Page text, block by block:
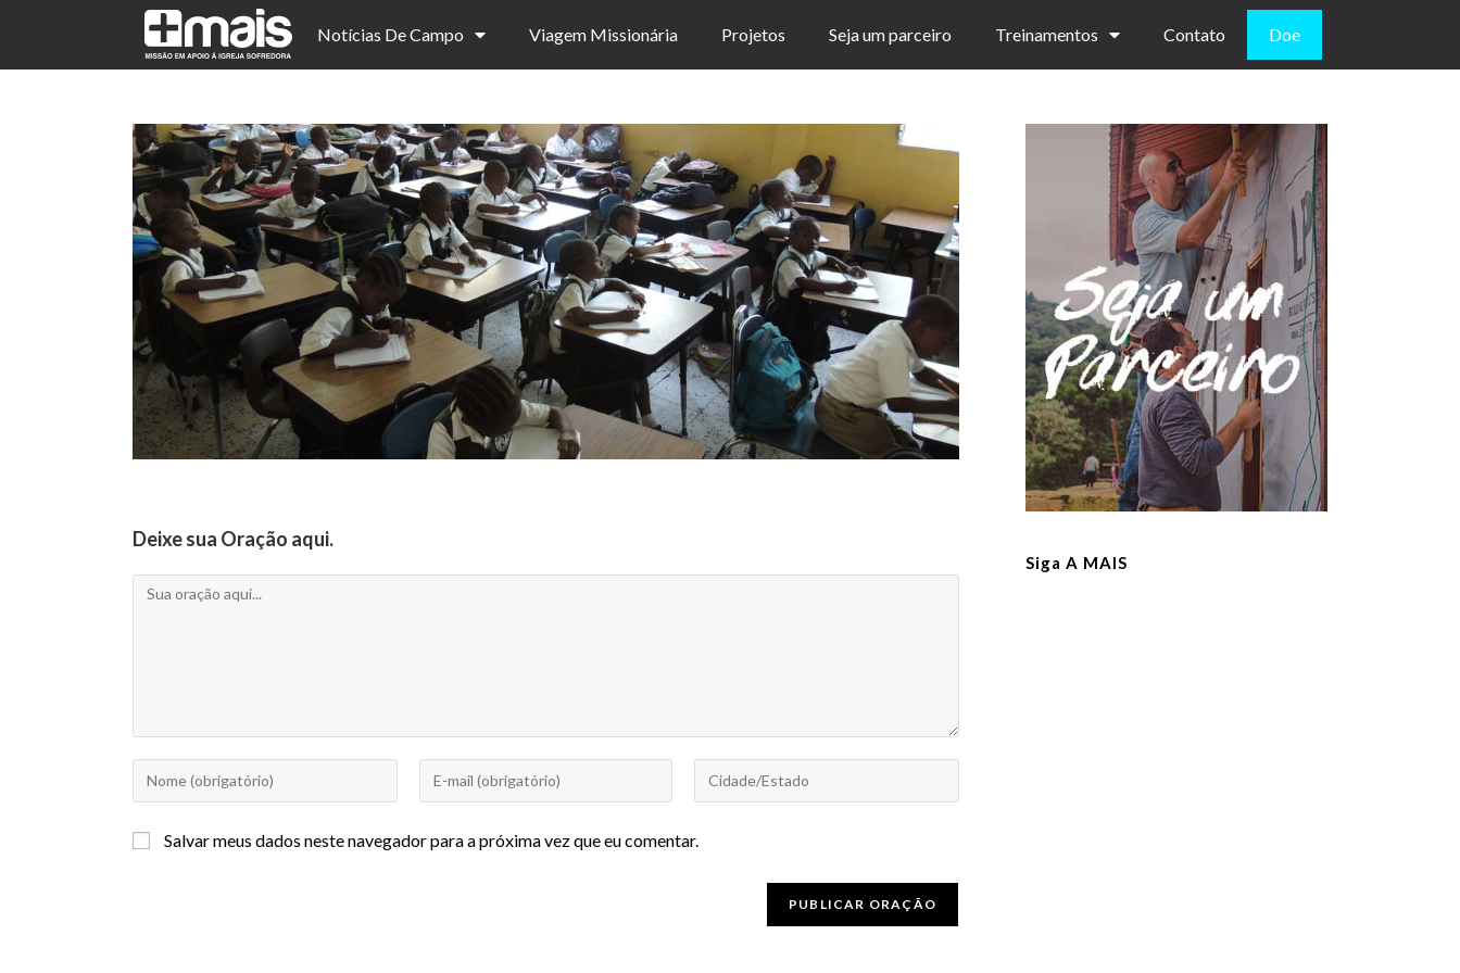
Notícias De Campo Viagem Missionária Projetos Seja um parceiro Treinamentos Contato Doe
Deixe sua Oração aqui.
Salvar meus dados neste navegador para a próxima vez que eu comentar.
Siga A MAIS